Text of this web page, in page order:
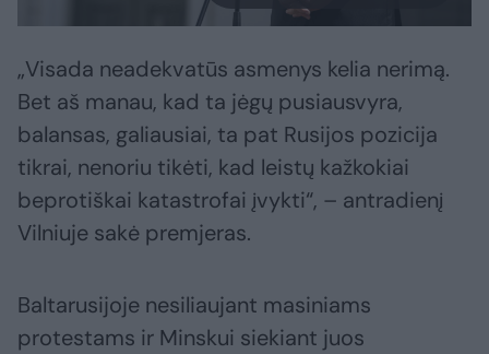
„Visada neadekvatūs asmenys kelia nerimą.
Bet aš manau, kad ta jėgų pusiausvyra,
balansas, galiausiai, ta pat Rusijos pozicija
tikrai, nenoriu tikėti, kad leistų kažkokiai
beprotiškai katastrofai įvykti“, – antradienį
Vilniuje sakė premjeras.
Baltarusijoje nesiliaujant masiniams
protestams ir Minskui siekiant juos